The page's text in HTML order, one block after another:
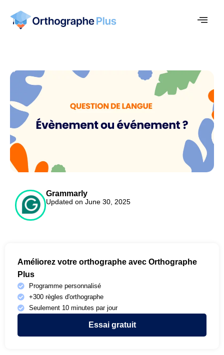
Grammarly
Updated on June 30, 2025
Améliorez votre orthographe avec Orthographe
Plus
Programme personnalisé
+300 règles d'orthographe
Seulement 10 minutes par jour
Essai gratuit